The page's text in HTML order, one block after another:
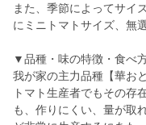
また、季節によってサイ
にミニトマトサイズ、無
▼品種・味の特徴・食べ
我が家の主力品種【華おと
トマト生産者でもその存
も、作りにくい、量が取